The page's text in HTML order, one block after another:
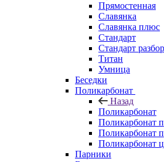
Прямостенная
Славянка
Славянка плюс
Стандарт
Стандарт
Титан
Умница
Беседки
Поликарбонат
Назад
Поликарбонат
Поликарбонат
Поликарбонат
Поликарбонат
Парники